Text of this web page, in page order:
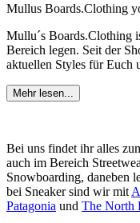
Mullus Boards.Clothing
Mullu´s Boards.Clothing
Bereich legen. Seit der
aktuellen Styles für Euch
Mehr lesen...
Bei uns findet ihr alles
auch im Bereich
Snowboarding, daneben
bei Sneaker sind wir mit
Patagonia und The North